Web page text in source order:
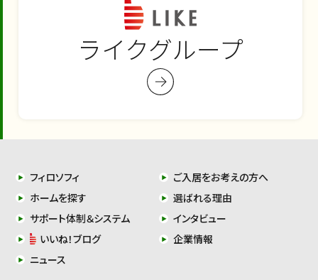
ライクグループ
フィロソフィ
ご入居をお考えの方へ
ホームを探す
選ばれる理由
サポート体制＆システム
インタビュー
いいね！ブログ
企業情報
ニュース